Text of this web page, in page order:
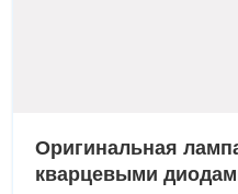
Оригинальная
кварцевыми